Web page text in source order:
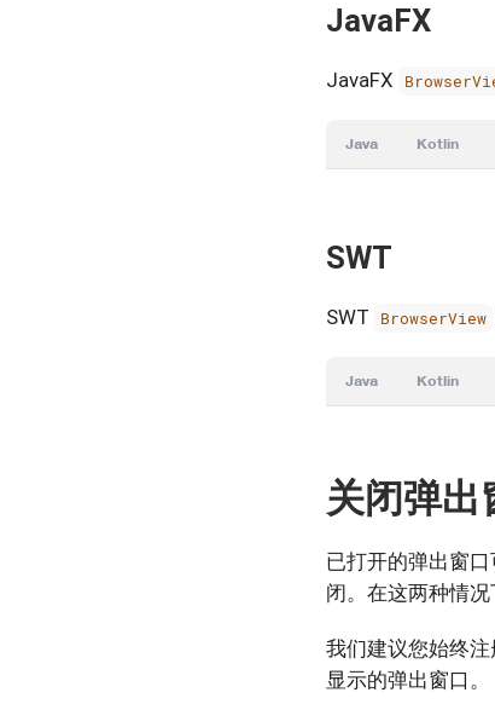
JavaFX
JavaFX
Java Kotlin
SWT
SWT BrowserView
Java Kotlin
关闭弹出
已打开的弹出窗
闭。在这两种情
我们建议您始终注
显示的弹出窗口。